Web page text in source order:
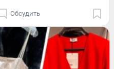
Обсудить